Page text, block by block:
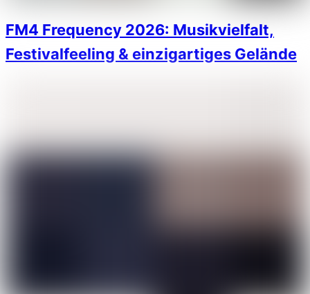
FM4 Frequency 2026: Musikvielfalt,
Festivalfeeling & einzigartiges Gelände